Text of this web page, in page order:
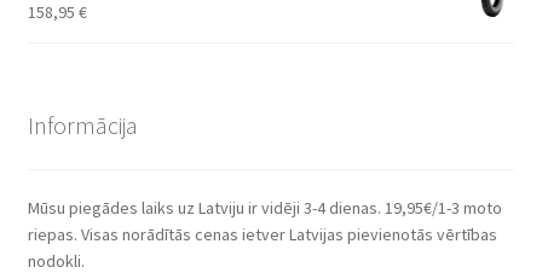
158,95 €
Informācija
Mūsu piegādes laiks uz Latviju ir vidēji 3-4 dienas. 19,95€/1-3 moto
riepas. Visas norādītās cenas ietver Latvijas pievienotās vērtības
nodokli.